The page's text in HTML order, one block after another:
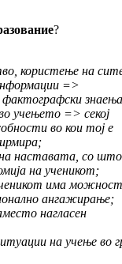
?
користење на
=>
учењето => секој
во кои тој е
наставата, со
на ученикот;
има
ангажирање;
нагласен
на учење во